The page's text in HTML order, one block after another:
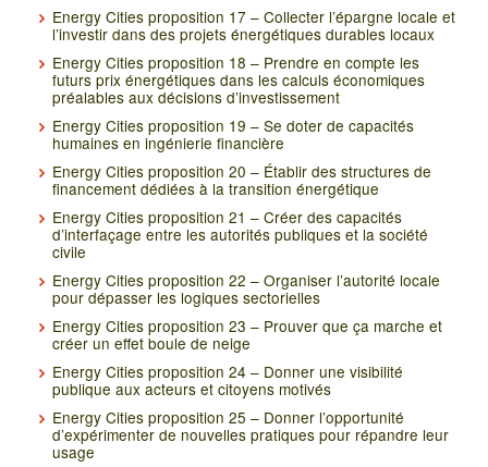
Energy Cities proposition 17 – Collecter l’épargne locale et
l’investir dans des projets énergétiques durables locaux
Energy Cities proposition 18 – Prendre en compte les
futurs prix énergétiques dans les calculs économiques
préalables aux décisions d’investissement
Energy Cities proposition 19 – Se doter de capacités
humaines en ingénierie financière
Energy Cities proposition 20 – Établir des structures de
financement dédiées à la transition énergétique
Energy Cities proposition 21 – Créer des capacités
d’interfaçage entre les autorités publiques et la société
civile
Energy Cities proposition 22 – Organiser l’autorité locale
pour dépasser les logiques sectorielles
Energy Cities proposition 23 – Prouver que ça marche et
créer un effet boule de neige
Energy Cities proposition 24 – Donner une visibilité
publique aux acteurs et citoyens motivés
Energy Cities proposition 25 – Donner l’opportunité
d’expérimenter de nouvelles pratiques pour répandre leur
usage